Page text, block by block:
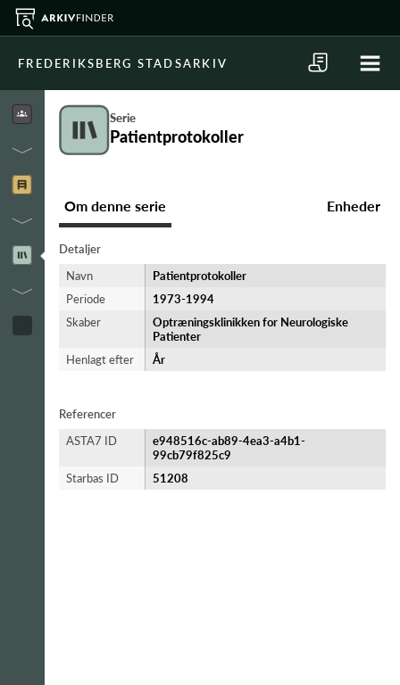
FREDERIKSBERG STADSARKIV
Serie
Patientprotokoller
Om denne serie Enheder
Detaljer
Navn
Patientprotokoller
Periode
1973-​1994
Skaber
Optræningsklinikken for Neurologiske
Patienter
Henlagt efter
År
Referencer
ASTA7 ID
e948516c-ab89-4ea3-a4b1-
99cb79f825c9
Starbas ID
51208